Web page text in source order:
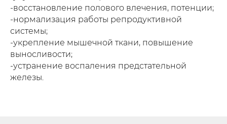
-восстановление полового влечения, потенции;
-нормализация работы репродуктивной
системы;
-укрепление мышечной ткани, повышение
выносливости;
-устранение воспаления предстательной
железы.